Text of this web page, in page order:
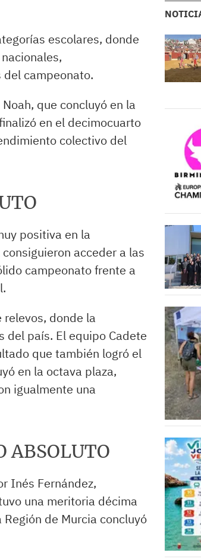
escolares, donde
campeonato.
que concluyó en la
en el decimocuarto
colectivo del
positiva en la
acceder a las
campeonato frente a
donde la
del país. El equipo Cadete
que también logró el
en la octava plaza,
igualmente una
ABSOLUTO
Inés Fernández,
una meritoria décima
de Murcia concluyó